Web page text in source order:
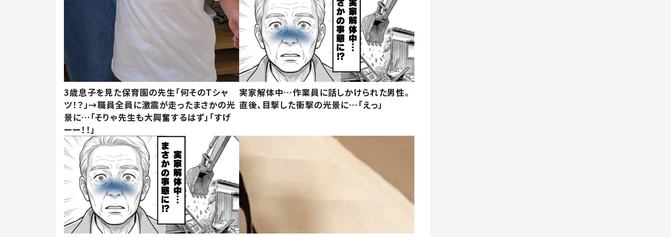
3歳息子を見た保育園の先生「何そのTシャ
ツ！？」→職員全員に激震が走ったまさかの光
景に…「そりゃ先生も大興奮するはず」「すげ
ーー！！」
実家解体中…作業員に話しかけられた男性。
直後、目撃した衝撃の光景に…「えっ」